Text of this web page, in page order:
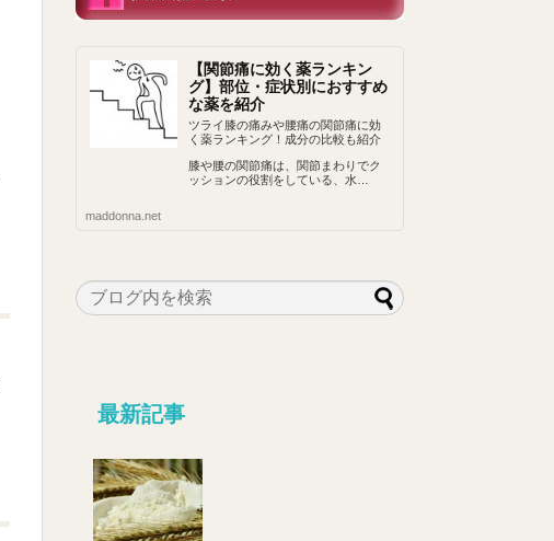
【関節痛に効く薬ランキン
グ】部位・症状別におすすめ
な薬を紹介
ツライ膝の痛みや腰痛の関節痛に効
く薬ランキング！成分の比較も紹介
膝や腰の関節痛は、関節まわりでク
ッションの役割をしている、水…
maddonna.net
最新記事